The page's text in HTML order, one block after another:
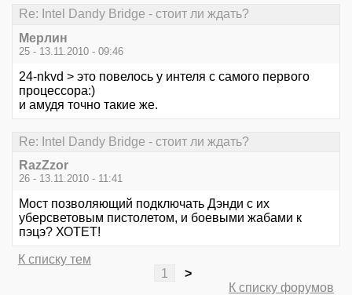
Re: Intel Dandy Bridge - стоит ли ждать?
Мерлин
25 - 13.11.2010 - 09:46
24-nkvd > это повелось у интеля с самого первого
процессора:)
и амудя точно такие же.
Re: Intel Dandy Bridge - стоит ли ждать?
RazZzor
26 - 13.11.2010 - 11:41
Мост позволяющий подключать Дэнди с их
уберсветовым пистолетом, и боевыми жабами к
пэцэ? ХОТЕТ!
К списку тем
1
>
К списку форумов